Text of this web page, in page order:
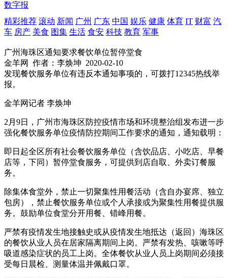
数字报
精彩推荐 滚动 新闻 广州 广东 中国 娱乐 健康 体育 IT 财富 汽
车 房产 美食 图集 生活 食安 科技 教育 军事
广州海珠区通知要求餐饮单位暂停堂食
金羊网
作者：李焕坤 2020-02-10
发现餐饮服务单位有违反本通知事项的，可拨打12345热线举
报。
金羊网记者 李焕坤
2月9日，广州市海珠区防控疫情市场和环境整治组发布进一步
强化餐饮服务单位疫情防控期间工作要求的通知，通知载明：
即日起全区所有社会餐饮服务单位（含饮品店、小吃店、早餐
店等，下同）暂停堂食服务，可提供到店自取、外卖订餐服
务。
除集体食堂外，禁止一切聚集性用餐活动（含自办宴席、独立
包房），禁止餐饮服务单位或个人承接或为聚集性用餐提供服
务。鼓励单位食堂分开用餐、错峰用餐。
严禁有疫情发生地接触史或从疫情发生地抵达（返回）海珠区
的餐饮从业人员在居家隔离期间上岗。严禁有发热、咳嗽等呼
吸道感染症状的员工上岗。全体餐饮从业人员上岗期间必须接
受每日晨检、测量体温并佩戴口罩。